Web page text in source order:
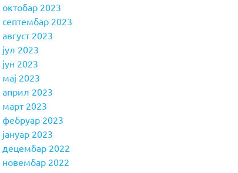
октобар 2023
септембар 2023
август 2023
јул 2023
јун 2023
мај 2023
април 2023
март 2023
фебруар 2023
јануар 2023
децембар 2022
новембар 2022